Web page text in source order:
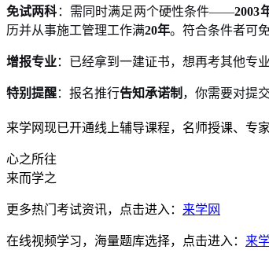
免试两科 ：需同时满足两个硬性条件——2003
历并从事施工管理工作满20年。符合条件者可
增报专业：已经拿到一建证书，想再考其他专
特别提醒：报名推行告知承诺制 ，你需要对提
来学网现已开通线上辅导课程，名师授课、专
心之所往
来而学之
更多热门考试资讯，点击进入： 来学网
在线视频学习，海量题库选择，点击进入： 来